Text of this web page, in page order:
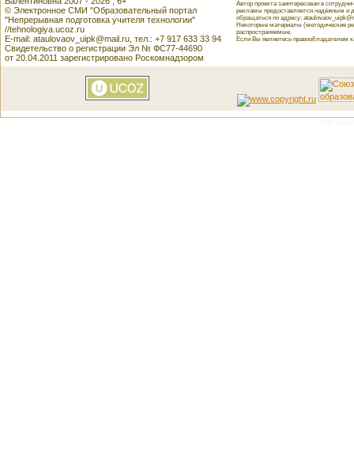
© Электронное СМИ "Образовательный портал
"Непрерывная подготовка учителя технологии"
//tehnologiya.ucoz.ru
E-mail: ataulovaov_uipk@mail.ru, тел.: +7 917 633 33 94
Свидетельство о регистрации Эл № ФС77-44690
от 20.04.2011 зарегистрировано Роскомнадзором
Автор проекта заинтересован в
рекламы предоставляется надёжным и
обращаться по адресу:
Некоторые материалы (методические
распространяемые.
Если Вы являетесь правообладателем